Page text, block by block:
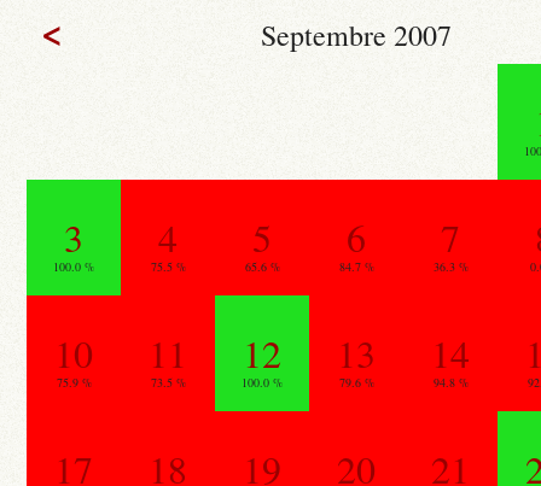
< Septembre 2007
3
100.0 %
4
75.5 %
5
65.6 %
6
84.7 %
7
36.3 %
10
75.9 %
11
73.5 %
12
100.0 %
13
79.6 %
14
94.8 %
17 18 19 20 21